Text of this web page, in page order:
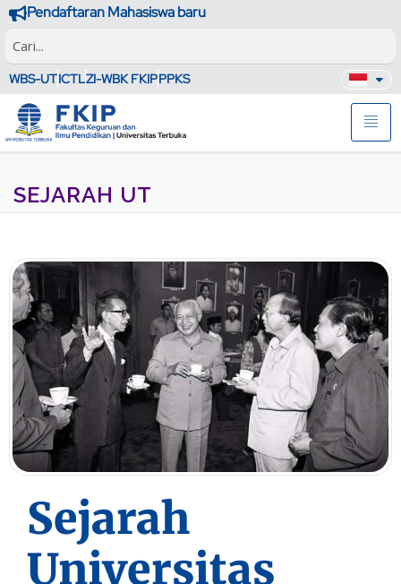
Pendaftaran Mahasiswa baru
WBS-UTICTLZI-WBK FKIPPPKS
SEJARAH UT
Sejarah
Universitas